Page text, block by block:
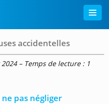
accidentelles
– Temps de lecture : 1
pas négliger